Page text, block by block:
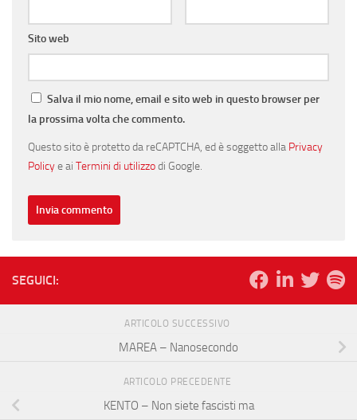
Sito web
Salva il mio nome, email e sito web in questo browser per
la prossima volta che commento.
Questo sito è protetto da reCAPTCHA, ed è soggetto alla Privacy
Policye ai Termini di utilizzodi Google.
SEGUICI:
ARTICOLO SUCCESSIVO
MAREA – Nanosecondo
ARTICOLO PRECEDENTE
KENTO – Non siete fascisti ma